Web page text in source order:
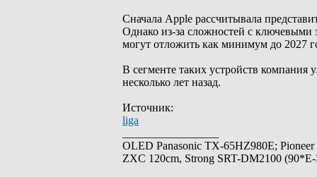
Сначала Apple рассчитывала
Однако из-за сложностей с ключевыми
могут отложить как минимум до 2027
В сегменте таких устройств компания
несколько лет назад.
Источник:
liga
OLED Panasonic TX-65HZ980E;
ZXC 120cm, Strong SRT-DM2100